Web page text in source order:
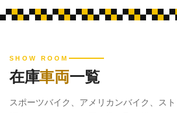
SHOW ROOM
在庫車両一覧
スポーツバイク、アメリカンバイク、ス